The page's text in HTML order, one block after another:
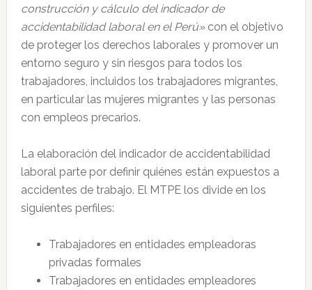
construcción y cálculo del indicador de
accidentabilidad laboral en el Perú»con el objetivo
de proteger los derechos laborales y promover un
entorno seguro y sin riesgos para todos los
trabajadores, incluidos los trabajadores migrantes,
en particular las mujeres migrantes y las personas
con empleos precarios.
La elaboración del indicador de accidentabilidad
laboral parte por definir quiénes están expuestos a
accidentes de trabajo. El MTPE los divide en los
siguientes perfiles:
Trabajadores en entidades empleadoras
privadas formales
Trabajadores en entidades empleadores